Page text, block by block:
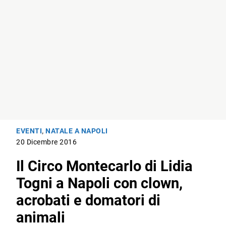
EVENTI,NATALE A NAPOLI
20 Dicembre 2016
Il Circo Montecarlo di Lidia
Togni a Napoli con clown,
acrobati e domatori di
animali